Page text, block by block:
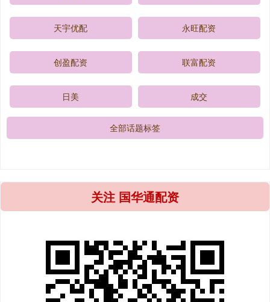
天宇优配 永旺配资
创盈配资 联富配资
日美 成交
全部话题标签
关注 国华通配资